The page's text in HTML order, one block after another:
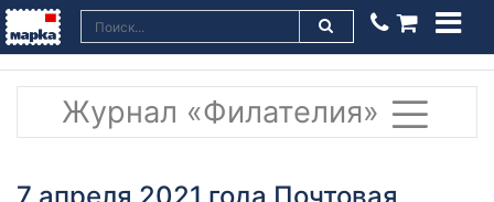
Журнал «Филателия»